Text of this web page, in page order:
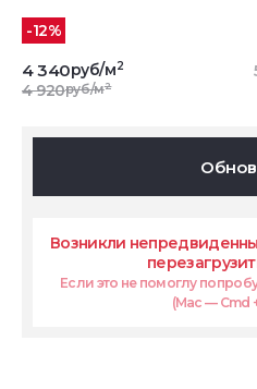
-12%
4 340руб/м2
4 920руб/м2
Возникли
Если это не помоглу
(Mac — Cmd